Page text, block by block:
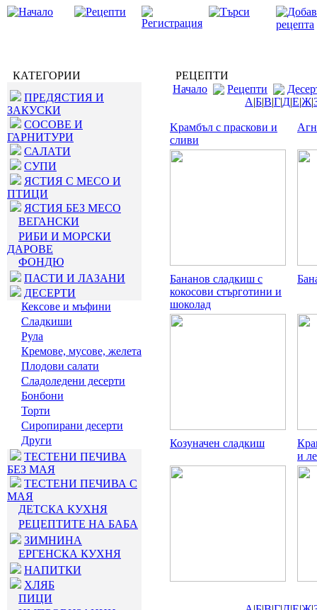
КАТЕГОРИИ
ПРЕДЯСТИЯ И
ЗАКУСКИ
СОСОВЕ И
ГАРНИТУРИ
САЛАТИ
СУПИ
ЯСТИЯ С МЕСО И
ПТИЦИ
ЯСТИЯ БЕЗ МЕСО
ВЕГАНСКИ
РИБИ И МОРСКИ
ДАРОВЕ
ФОНДЮ
ПАСТИ И ЛАЗАНИ
ДЕСЕРТИ
Кексове и мъфини
Сладкиши
Рула
Кремове, мусове, желета
Плодови салати
Сладоледени десерти
Бонбони
Торти
Сиропирани десерти
Други
ТЕСТЕНИ ПЕЧИВА
БЕЗ МАЯ
ТЕСТЕНИ ПЕЧИВА С
МАЯ
ДЕТСКА КУХНЯ
РЕЦЕПТИТЕ НА БАБА
ЗИМНИНА
ЕРГЕНСКА КУХНЯ
НАПИТКИ
ХЛЯБ
ПИЦИ
РЕЦЕПТИ
Начало
Рецепти
А|Б|В|Г|Д|Е|Ж|
Kрамбъл с праскови и
сливи
Бананов сладкиш с
кокосови стърготини и
шоколад
Козуначен сладкиш
и